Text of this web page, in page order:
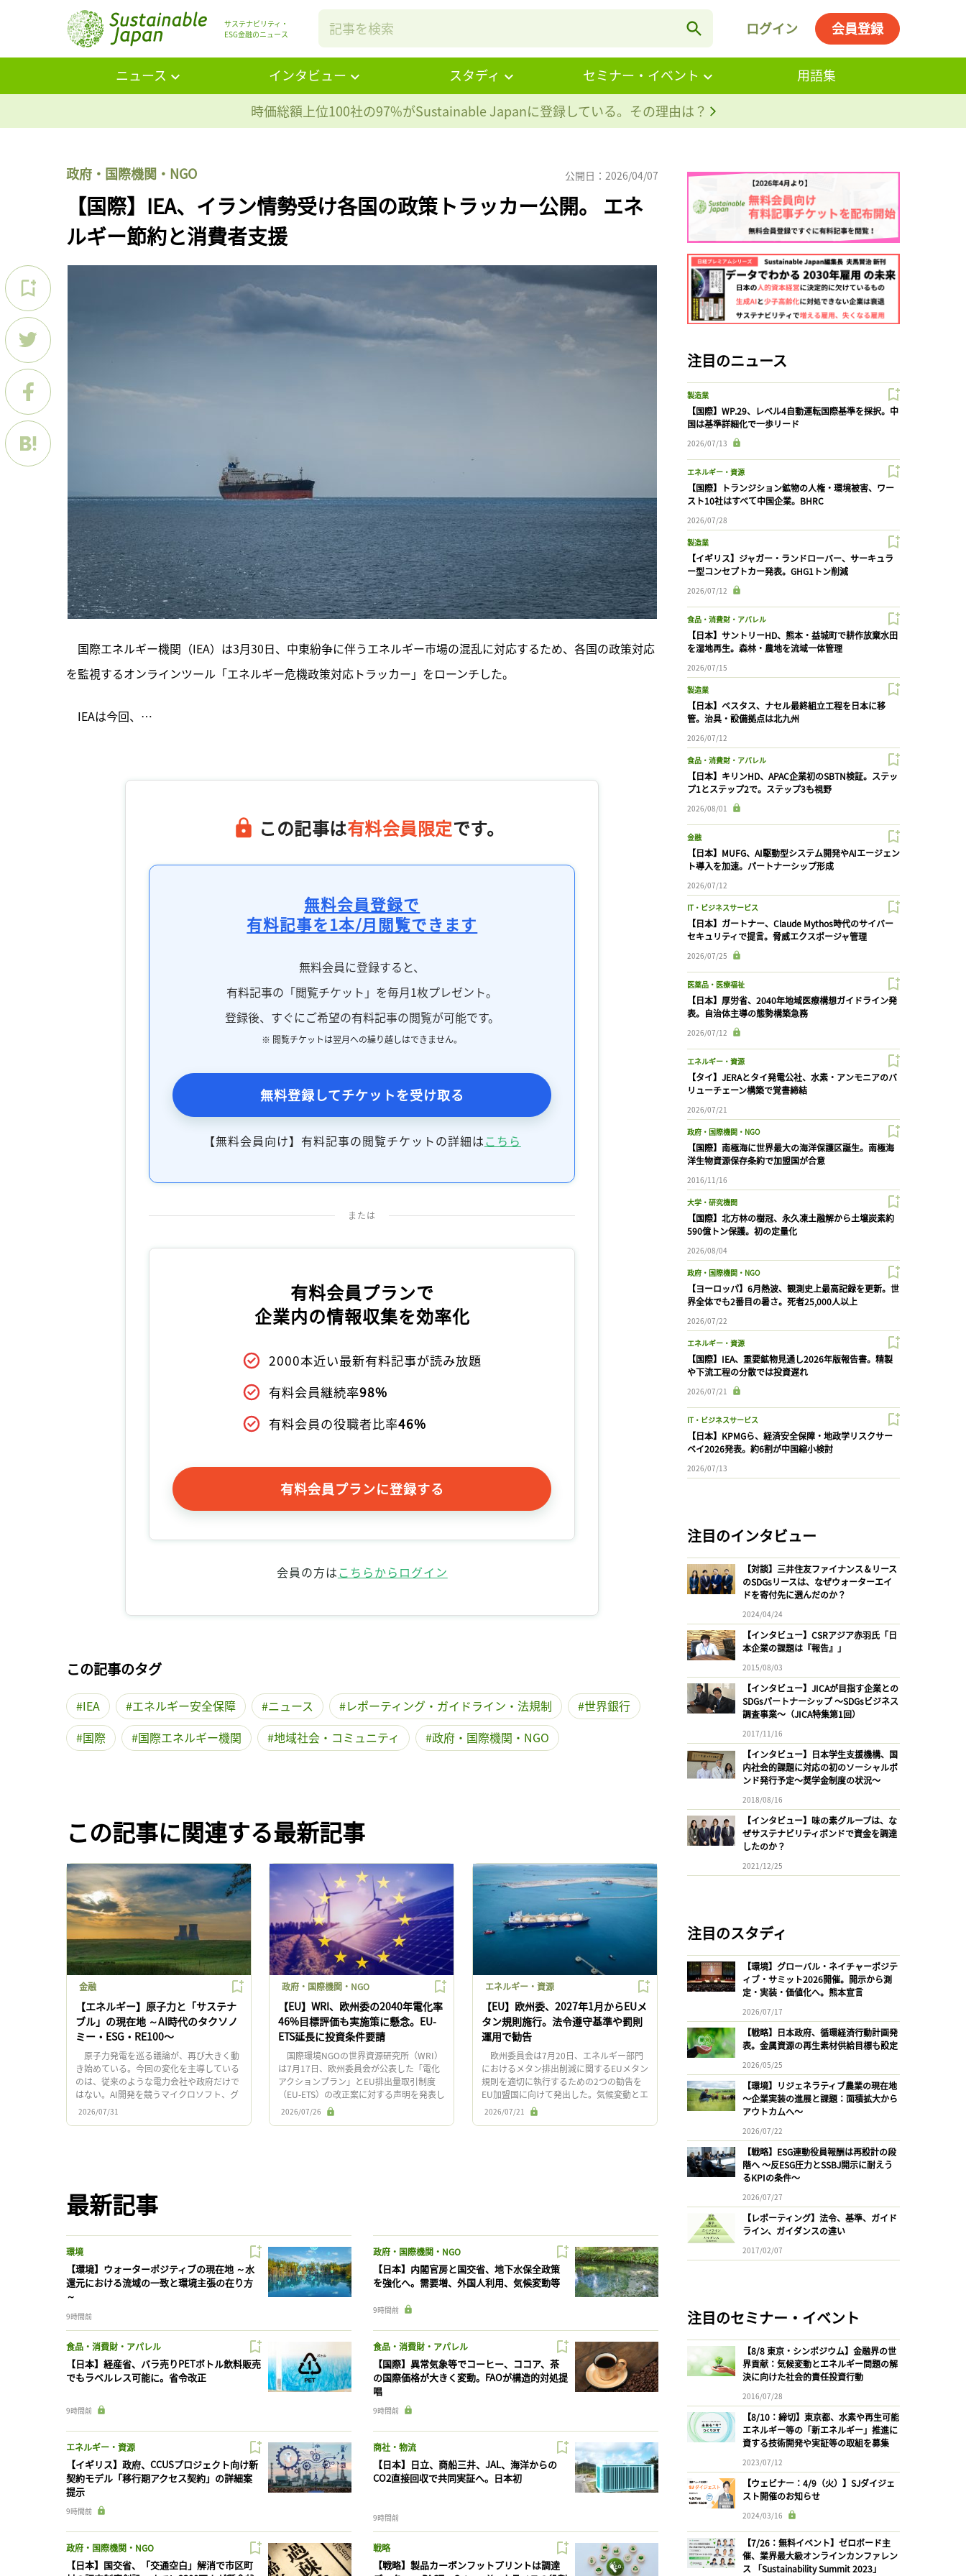
サステナビリティ・
ESG金融のニュース
ログイン 会員登録
ニュース インタビュー スタディ セミナー・イベント
用語集
時価総額上位100社の97%がSustainable Japanに登録している。その理由は？
政府・国際機関・NGO 公開日：2026/04/07
【国際】IEA、イラン情勢受け各国の政策トラッカー公開。 エネ
ルギー節約と消費者支援
国際エネルギー機関（IEA）は3月30日、中東紛争に伴うエネルギー市場の混乱に対応するため、各国の政策対応
を監視するオンラインツール「エネルギー危機政策対応トラッカー」をローンチした。
IEAは今回、…
この記事は有料会員限定です。
無料会員登録で
有料記事を1本/月閲覧できます
無料会員に登録すると、
有料記事の「閲覧チケット」を毎月1枚プレゼント。
登録後、すぐにご希望の有料記事の閲覧が可能です。
※ 閲覧チケットは翌月への繰り越しはできません。
無料登録してチケットを受け取る
【無料会員向け】有料記事の閲覧チケットの詳細はこちら
または
有料会員プランで
企業内の情報収集を効率化
2000本近い最新有料記事が読み放題
有料会員継続率98%
有料会員の役職者比率46%
有料会員プランに登録する
会員の方はこちらからログイン
この記事のタグ
IEA エネルギー安全保障 ニュース レポーティング・ガイドライン・法規制
世界銀行
国際
国際エネルギー機関 地域社会・コミュニティ 政府・国際機関・NGO
この記事に関連する最新記事
金融
【エネルギー】原子力と「サステナ
ブル」の現在地 ～AI時代のタクソノ
ミー・ESG・RE100〜
原子力発電を巡る議論が、再び大きく動
き始めている。今回の変化を主導している
のは、従来のような電力会社や政府だけで
はない。AI開発を競うマイクロソフト、グ
ーグル、アマゾン、メタ・プラットフォー
ムズ等の大手テクノロジー企業 […]
2026/07/31
政府・国際機関・NGO
【EU】WRI、欧州委の2040年電化率
46%目標評価も実施策に懸念。EU-
ETS延長に投資条件要請
国際環境NGOの世界資源研究所（WRI）
は7月17日、欧州委員会が公表した「電化
アクションプラン」とEU排出量取引制度
（EU-ETS）の改正案に対する声明を発表し
た。電化促進はEUの競争力、エネルギー安
全保障、産業の脱 […]
2026/07/26
エネルギー・資源
【EU】欧州委、2027年1月からEUメ
タン規則施行。法令遵守基準や罰則
運用で勧告
欧州委員会は7月20日、エネルギー部門
におけるメタン排出削減に関するEUメタン
規則を適切に執行するための2つの勧告を
EU加盟国に向けて発出した。気候変動とエ
ネルギー安全保障の双方の観点から、実用
的かつ効率的で費用対効果 […]
2026/07/21
最新記事
環境
【環境】ウォーターポジティブの現在地 ～水
還元における流域の一致と環境主張の在り方
～
9時間前
政府・国際機関・NGO
【日本】内閣官房と国交省、地下水保全政策
を強化へ。需要増、外国人利用、気候変動等
9時間前
食品・消費財・アパレル
【日本】経産省、バラ売りPETボトル飲料販売
でもラベルレス可能に。省令改正
9時間前
食品・消費財・アパレル
【国際】異常気象等でコーヒー、ココア、茶
の国際価格が大きく変動。FAOが構造的対処提
唱
9時間前
エネルギー・資源
【イギリス】政府、CCUSプロジェクト向け新
契約モデル「移行期アクセス契約」の詳細案
提示
9時間前
商社・物流
【日本】日立、商船三井、JAL、海洋からの
CO2直接回収で共同実証へ。日本初
9時間前
政府・国際機関・NGO
【日本】国交省、「交通空白」解消で市区町
戦略
【戦略】製品カーボンフットプリントは調達
注目のニュース
製造業
【国際】WP.29、レベル4自動運転国際基準を採択。中
国は基準詳細化で一歩リード
2026/07/13
エネルギー・資源
【国際】トランジション鉱物の人権・環境被害、ワー
スト10社はすべて中国企業。BHRC
2026/07/28
製造業
【イギリス】ジャガー・ランドローバー、サーキュラ
ー型コンセプトカー発表。GHG1トン削減
2026/07/12
食品・消費財・アパレル
【日本】サントリーHD、熊本・益城町で耕作放棄水田
を湿地再生。森林・農地を流域一体管理
2026/07/15
製造業
【日本】ベスタス、ナセル最終組立工程を日本に移
管。治具・設備拠点は北九州
2026/07/12
食品・消費財・アパレル
【日本】キリンHD、APAC企業初のSBTN検証。ステッ
プ1とステップ2で。ステップ3も視野
2026/08/01
金融
【日本】MUFG、AI駆動型システム開発やAIエージェン
ト導入を加速。パートナーシップ形成
2026/07/12
IT・ビジネスサービス
【日本】ガートナー、Claude Mythos時代のサイバー
セキュリティで提言。脅威エクスポージャ管理
2026/07/25
医薬品・医療福祉
【日本】厚労省、2040年地域医療構想ガイドライン発
表。自治体主導の態勢構築急務
2026/07/12
エネルギー・資源
【タイ】JERAとタイ発電公社、水素・アンモニアのバ
リューチェーン構築で覚書締結
2026/07/21
政府・国際機関・NGO
【国際】南極海に世界最大の海洋保護区誕生。南極海
洋生物資源保存条約で加盟国が合意
2016/11/16
大学・研究機関
【国際】北方林の樹冠、永久凍土融解から土壌炭素約
590億トン保護。初の定量化
2026/08/04
政府・国際機関・NGO
【ヨーロッパ】6月熱波、観測史上最高記録を更新。世
界全体でも2番目の暑さ。死者25,000人以上
2026/07/22
エネルギー・資源
【国際】IEA、重要鉱物見通し2026年版報告書。精製
や下流工程の分散では投資遅れ
2026/07/21
IT・ビジネスサービス
【日本】KPMGら、経済安全保障・地政学リスクサー
ベイ2026発表。約6割が中国縮小検討
2026/07/13
注目のインタビュー
【対談】三井住友ファイナンス＆リース
のSDGsリースは、なぜウォーターエイ
ドを寄付先に選んだのか？
2024/04/24
【インタビュー】CSRアジア赤羽氏「日
本企業の課題は『報告』」
2015/08/03
【インタビュー】JICAが目指す企業との
SDGsパートナーシップ 〜SDGsビジネス
調査事業〜（JICA特集第1回）
2017/11/16
【インタビュー】日本学生支援機構、国
内社会的課題に対応の初のソーシャルボ
ンド発行予定〜奨学金制度の状況〜
2018/08/16
【インタビュー】味の素グループは、な
ぜサステナビリティボンドで資金を調達
したのか？
2021/12/25
注目のスタディ
【環境】グローバル・ネイチャーポジテ
ィブ・サミット2026開催。開示から測
定・実装・価値化へ。熊本宣言
2026/07/17
【戦略】日本政府、循環経済行動計画発
表。金属資源の再生素材供給目標も設定
2026/05/25
【環境】リジェネラティブ農業の現在地
〜企業実装の進展と課題：面積拡大から
アウトカムへ〜
2026/07/22
【戦略】ESG連動役員報酬は再設計の段
階へ 〜反ESG圧力とSSBJ開示に耐えう
るKPIの条件〜
2026/07/27
【レポーティング】法令、基準、ガイド
ライン、ガイダンスの違い
2017/02/07
注目のセミナー・イベント
【8/8 東京・シンポジウム】金融界の世
界貢献：気候変動とエネルギー問題の解
決に向けた社会的責任投資行動
2016/07/28
【8/10：締切】東京都、水素や再生可能
エネルギー等の「新エネルギー」推進に
資する技術開発や実証等の取組を募集
2023/07/12
【ウェビナー：4/9（火）】SJダイジェ
スト開催のお知らせ
2024/03/16
【7/26：無料イベント】ゼロボード主
催、業界最大級オンラインカンファレン
ス 「Sustainability Summit 2023」
記事をお気に入りに保存するには